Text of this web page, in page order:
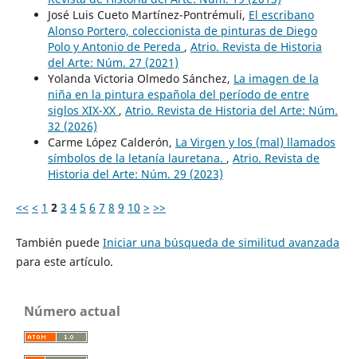
José Luis Cueto Martínez-Pontrémuli, El escribano
Alonso Portero, coleccionista de pinturas de Diego
Polo y Antonio de Pereda , Atrio. Revista de Historia
del Arte: Núm. 27 (2021)
Yolanda Victoria Olmedo Sánchez, La imagen de la
niña en la pintura española del período de entre
siglos XIX-XX , Atrio. Revista de Historia del Arte: Núm.
32 (2026)
Carme López Calderón, La Virgen y los (mal) llamados
símbolos de la letanía lauretana. , Atrio. Revista de
Historia del Arte: Núm. 29 (2023)
<< < 1 2 3 4 5 6 7 8 9 10 > >>
También puede Iniciar una búsqueda de similitud avanzada
para este artículo.
Número actual